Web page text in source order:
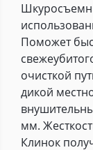
Поможет
очисткой
дикой
мм.
Клинок